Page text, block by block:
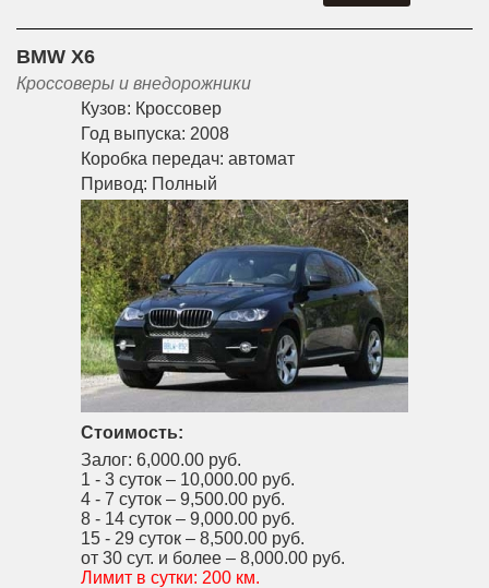
BMW X6
Кроссоверы и внедорожники
Кузов: Кроссовер
Год выпуска: 2008
Коробка передач: автомат
Привод: Полный
Стоимость:
Залог: 6,000.00 руб.
1 - 3 суток – 10,000.00 руб.
4 - 7 суток – 9,500.00 руб.
8 - 14 суток – 9,000.00 руб.
15 - 29 суток – 8,500.00 руб.
от 30 сут. и более – 8,000.00 руб.
Лимит в сутки: 200 км.